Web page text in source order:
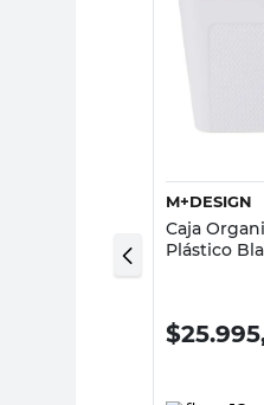
M+DESIGN
Caja
Plástico
$